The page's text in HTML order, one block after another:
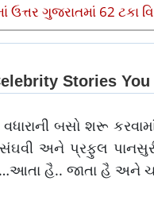
ગુજરાતમાં 62 ટકા
વધારાની બસો શરૂ
અને પ્રફુલ
હૈ…આતા હૈ.. જાતા હૈ